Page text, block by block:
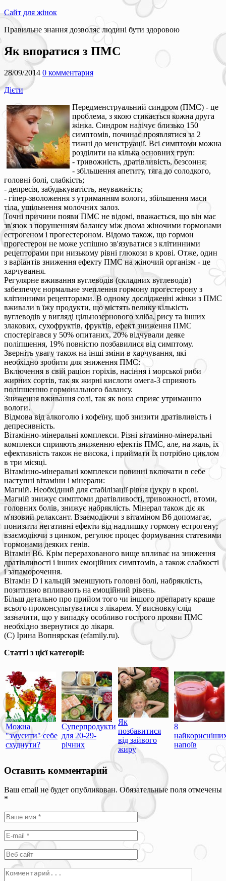
Сайт для жінок
Правильне знання дозволяє людині бути здоровою
Як впоратися з ПМС
28/09/2014 0 комментария
Дієти
Передменструальний синдром (ПМС) - це
проблема, з якою стикається кожна друга
жінка. Синдром налічує близько 150
симптомів, починає проявлятися за 2
тижні до менструації. Всі симптоми можна
розділити на кілька основних груп:
- тривожність, дратівливість, безсоння;
- збільшення апетиту, тяга до солодкого,
головні болі, слабкість;
- депресія, забудькуватість, неуважність;
- гіпер-зволоження з утриманням вологи, збільшення маси
тіла, ущільнення молочних залоз.
Точні причини появи ПМС не відомі, вважається, що він має
зв'язок з порушенням балансу між двома жіночими гормонами
естрогеном і прогестероном. Відомо також, що гормон
прогестерон не може успішно зв'язуватися з клітинними
рецепторами при низькому рівні глюкози в крові. Отже, один
з варіантів зниження ефекту ПМС на жіночий організм - це
харчування.
Регулярне вживання вуглеводів (складних вуглеводів)
забезпечує нормальне зчеплення гормону прогестерону з
клітинними рецепторами. В одному дослідженні жінки з ПМС
вживали в їжу продукти, що містять велику кількість
вуглеводів у вигляді цільнозернового хліба, рису та інших
злакових, сухофруктів, фруктів, ефект зниження ПМС
спостерігався у 50% опитаних, 20% відчували деяке
поліпшення, 19% повністю позбавилися від симптому.
Зверніть увагу також на інші зміни в харчування, які
необхідно зробити для зниження ПМС:
Включення в свій раціон горіхів, насіння і морської риби
жирних сортів, так як жирні кислоти омега-3 сприяють
поліпшенню гормонального балансу.
Зниження вживання солі, так як вона сприяє утриманню
вологи.
Відмова від алкоголю і кофеїну, щоб знизити дратівливість і
депресивність.
Вітамінно-мінеральні комплекси. Різні вітамінно-мінеральні
комплекси сприяють зниженню ефектів ПМС, але, на жаль, їх
ефективність також не висока, і приймати їх потрібно циклом
в три місяці.
Вітамінно-мінеральні комплекси повинні включати в себе
наступні вітаміни і мінерали:
Магній. Необхідний для стабілізації рівня цукру в крові.
Магній знижує симптоми дратівливості, тривожності, втоми,
головних болів, знижує набряклість. Мінерал також діє як
м'язовий релаксант. Взаємодіючи з вітаміном B6 допомагає,
понизити негативні ефекти від надлишку гормону естрогену;
взаємодіючи з цинком, регулює процес формування статевими
гормонами деяких генів.
Вітамін В6. Крім перерахованого вище впливає на зниження
дратівливості і інших емоційних симптомів, а також слабкості
і запаморочення.
Вітамін D і кальцій зменшують головні болі, набряклість,
позитивно впливають на емоційний рівень.
Більш детально про прийом того чи іншого препарату краще
всього проконсультуватися з лікарем. У висновку слід
зазначити, що у випадку особливо гострого прояви ПМС
необхідно звернутися до лікаря.
(C) Ірина Вопнярская (efamily.ru).
Статті з цієї категорії:
Можна
"змусити" себе
схуднути?
Суперпродукти
для 20-29-
річних
Як
позбавитися
від зайвого
жиру
8
напоїв
Оставить комментарий
Ваш email не будет опубликован. Обязательные поля отмечены
*